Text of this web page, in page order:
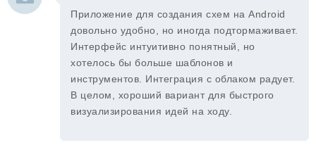
Приложение для создания схем на Android
довольно удобно, но иногда подтормаживает.
Интерфейс интуитивно понятный, но
хотелось бы больше шаблонов и
инструментов. Интеграция с облаком радует.
В целом, хороший вариант для быстрого
визуализирования идей на ходу.